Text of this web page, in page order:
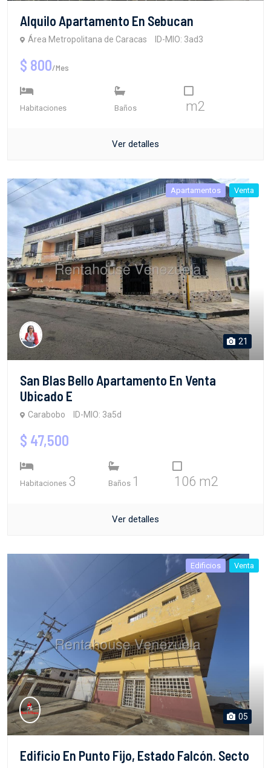
Alquilo Apartamento En Sebucan
Área Metropolitana de Caracas ID-MIO: 3ad3
$ 800/Mes
Habitaciones Baños m2
Ver detalles
Apartamentos Venta
21
San Blas Bello Apartamento En Venta
Ubicado E
Carabobo ID-MIO: 3a5d
$ 47,500
Habitaciones 3 Baños 1 106 m2
Ver detalles
Edificios Venta
05
Edificio En Punto Fijo, Estado Falcón. Secto